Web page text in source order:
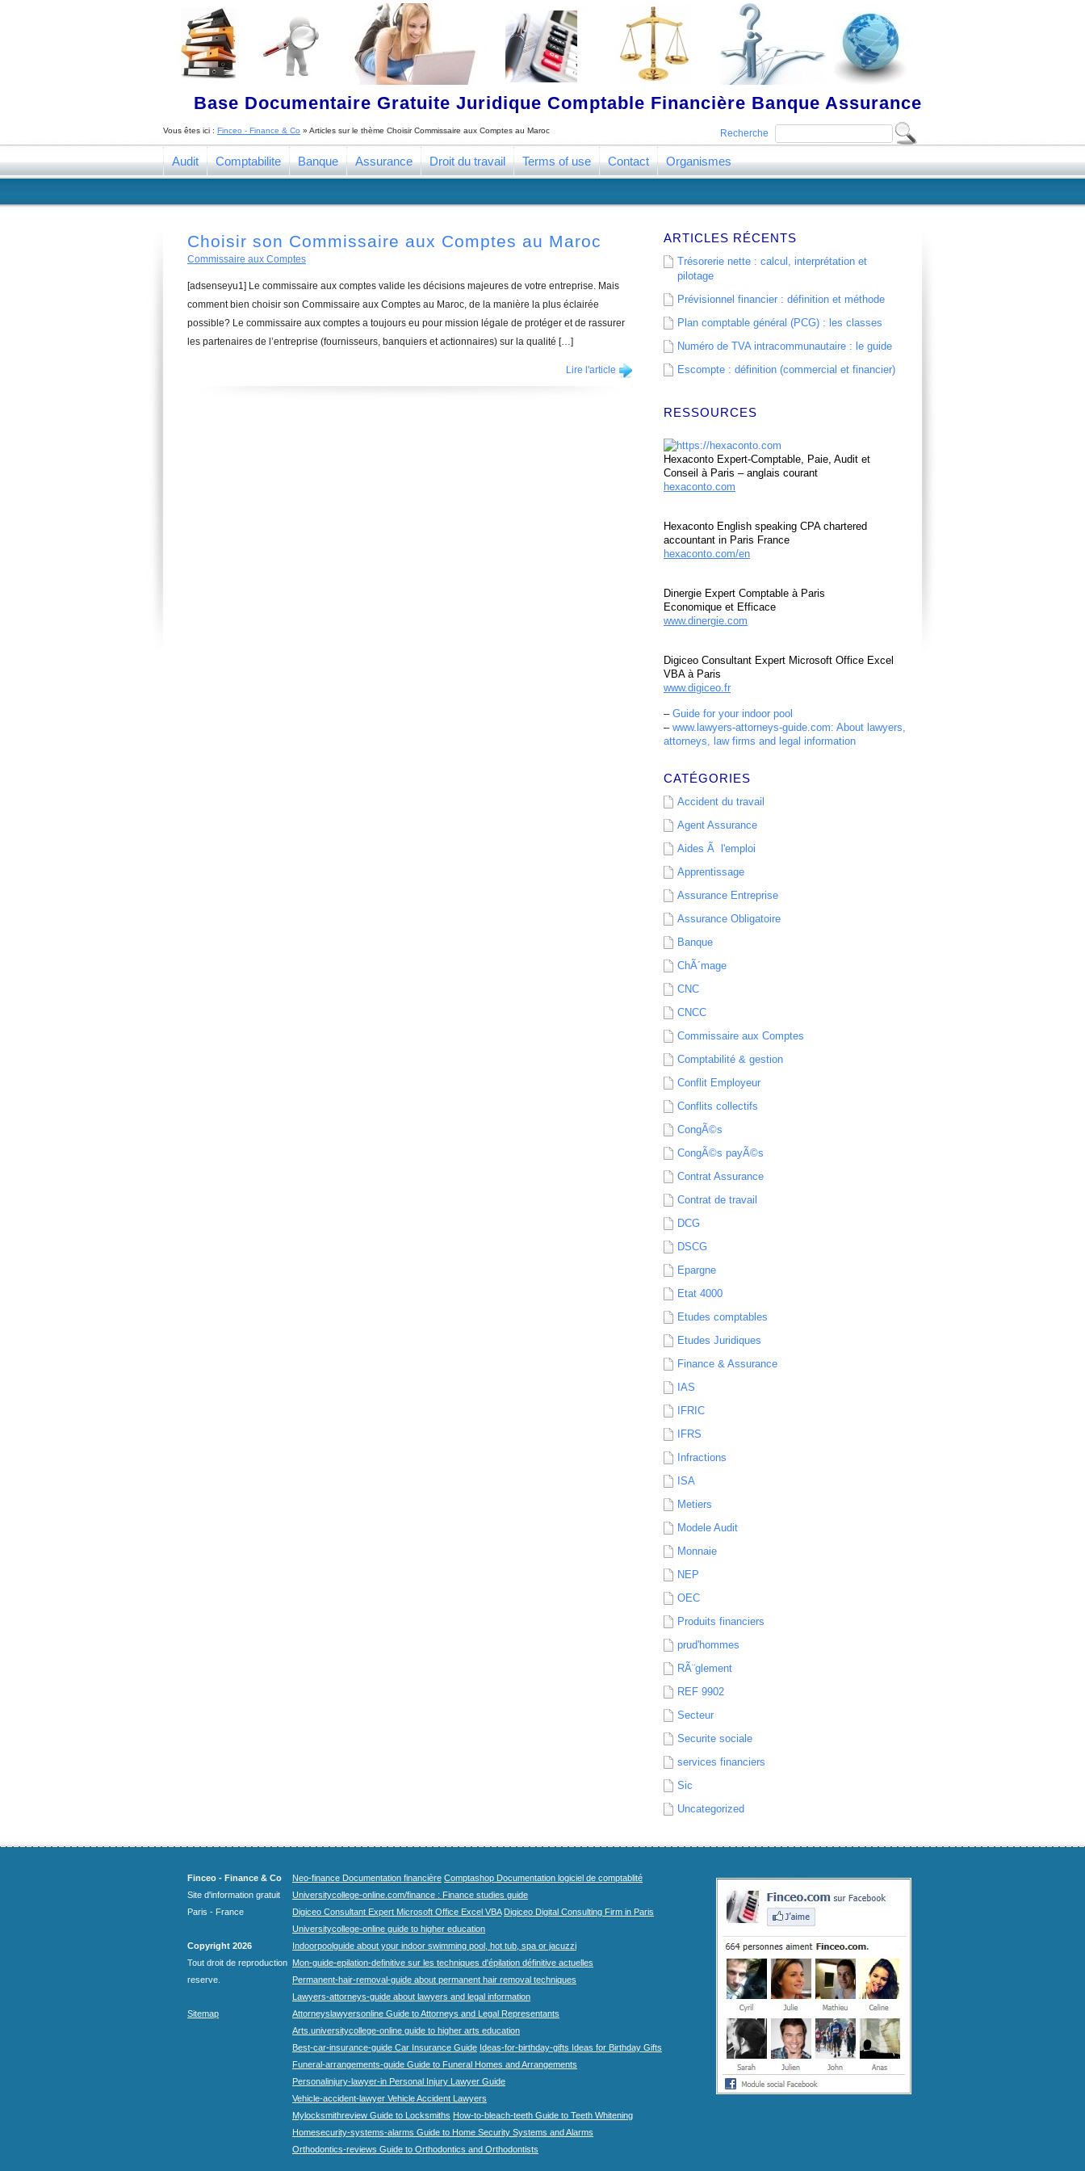
Base Documentaire Gratuite Juridique Comptable Financière Banque Assurance
Recherche
Vous êtes ici : Finceo - Finance & Co » Articles sur le thème Choisir Commissaire aux Comptes au Maroc
Audit Comptabilite Banque Assurance Droit du travail Terms of use Contact Organismes
Choisir son Commissaire aux Comptes au Maroc
Commissaire aux Comptes
[adsenseyu1] Le commissaire aux comptes valide les décisions majeures de votre entreprise. Mais
comment bien choisir son Commissaire aux Comptes au Maroc, de la manière la plus éclairée
possible? Le commissaire aux comptes a toujours eu pour mission légale de protéger et de rassurer
les partenaires de l’entreprise (fournisseurs, banquiers et actionnaires) sur la qualité […]
Lire l'article
ARTICLES RÉCENTS
Trésorerie nette : calcul, interprétation et
pilotage
Prévisionnel financier : définition et méthode
Plan comptable général (PCG) : les classes
Numéro de TVA intracommunautaire : le guide
Escompte : définition (commercial et financier)
RESSOURCES
Hexaconto Expert-Comptable, Paie, Audit et
Conseil à Paris – anglais courant
hexaconto.com
Hexaconto English speaking CPA chartered
accountant in Paris France
hexaconto.com/en
Dinergie Expert Comptable à Paris
Economique et Efficace
www.dinergie.com
Digiceo Consultant Expert Microsoft Office Excel
VBA à Paris
www.digiceo.fr
– Guide for your indoor pool
– www.lawyers-attorneys-guide.com: About lawyers,
attorneys, law firms and legal information
CATÉGORIES
Accident du travail
Agent Assurance
Aides Ã l'emploi
Apprentissage
Assurance Entreprise
Assurance Obligatoire
Banque
ChÃ´mage
CNC
CNCC
Commissaire aux Comptes
Comptabilité & gestion
Conflit Employeur
Conflits collectifs
CongÃ©s
CongÃ©s payÃ©s
Contrat Assurance
Contrat de travail
DCG
DSCG
Epargne
Etat 4000
Etudes comptables
Etudes Juridiques
Finance & Assurance
IAS
IFRIC
IFRS
Infractions
ISA
Metiers
Modele Audit
Monnaie
NEP
OEC
Produits financiers
prud'hommes
RÃ¨glement
REF 9902
Secteur
Securite sociale
services financiers
Sic
Uncategorized
Finceo - Finance & Co
Site d'information gratuit
Paris - France
Copyright 2026
Tout droit de reproduction
reserve.
Sitemap
Neo-finance Documentation financière Comptashop Documentation logiciel de comptablité
Universitycollege-online.com/finance : Finance studies guide
Digiceo Consultant Expert Microsoft Office Excel VBA Digiceo Digital Consulting Firm in Paris
Universitycollege-online guide to higher education
Indoorpoolguide about your indoor swimming pool, hot tub, spa or jacuzzi
Mon-guide-epilation-definitive sur les techniques d'épilation définitive actuelles
Permanent-hair-removal-guide about permanent hair removal techniques
Lawyers-attorneys-guide about lawyers and legal information
Attorneyslawyersonline Guide to Attorneys and Legal Representants
Arts.universitycollege-online guide to higher arts education
Best-car-insurance-guide Car Insurance Guide Ideas-for-birthday-gifts Ideas for Birthday Gifts
Funeral-arrangements-guide Guide to Funeral Homes and Arrangements
Personalinjury-lawyer-in Personal Injury Lawyer Guide
Vehicle-accident-lawyer Vehicle Accident Lawyers
Mylocksmithreview Guide to Locksmiths How-to-bleach-teeth Guide to Teeth Whitening
Homesecurity-systems-alarms Guide to Home Security Systems and Alarms
Orthodontics-reviews Guide to Orthodontics and Orthodontists